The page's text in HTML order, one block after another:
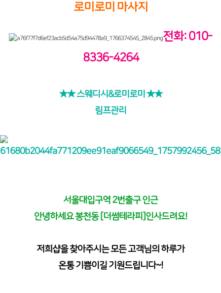
로미로미 마사지
전화: 010-
8336-4264
★★ 스웨디시&로미로미 ★★
림프관리
서울대입구역 2번출구 인근
안녕하세요 봉천동 [더썸테라피]인사드려요!
저희샵을 찾아주시는 모든 고객님의 하루가
온통 기쁨이길 기원드립니다~!